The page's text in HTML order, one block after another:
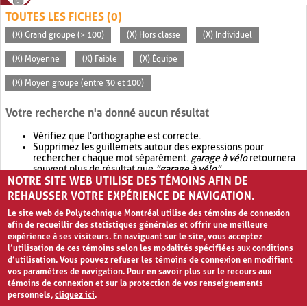
TOUTES LES FICHES (0)
(X) Grand groupe (> 100) (X) Hors classe (X) Individuel
(X) Moyenne (X) Faible (X) Équipe
(X) Moyen groupe (entre 30 et 100)
Votre recherche n'a donné aucun résultat
Vérifiez que l'orthographe est correcte.
Supprimez les guillemets autour des expressions pour
rechercher chaque mot séparément. garage à véloretournera
souvent plus de résultat que"garage à vélo".
Envisagez d'élargir votre recherche avec OR.garage OR vélo
retournera souvent plus de résultat quegarage à vélo
NOTRE SITE WEB UTILISE DES TÉMOINS AFIN DE
REHAUSSER VOTRE EXPÉRIENCE DE NAVIGATION.
Le site web de Polytechnique Montréal utilise des témoins de connexion
afin de recueillir des statistiques générales et offrir une meilleure
expérience à ses visiteurs. En naviguant sur le site, vous acceptez
l’utilisation de ces témoins selon les modalités spécifiées aux conditions
d’utilisation. Vous pouvez refuser les témoins de connexion en modifiant
vos paramètres de navigation. Pour en savoir plus sur le recours aux
témoins de connexion et sur la protection de vos renseignements
personnels,cliquez ici.